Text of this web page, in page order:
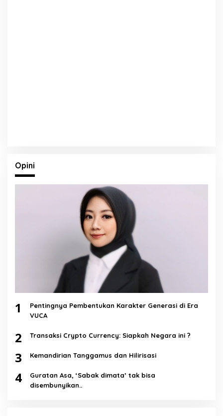
Opini
1
Pentingnya Pembentukan Karakter Generasi di Era
VUCA
2 Transaksi Crypto Currency: Siapkah Negara ini ?
3 Kemandirian Tanggamus dan Hilirisasi
4
Guratan Asa, ‘Sabak dimata’ tak bisa
disembunyikan..